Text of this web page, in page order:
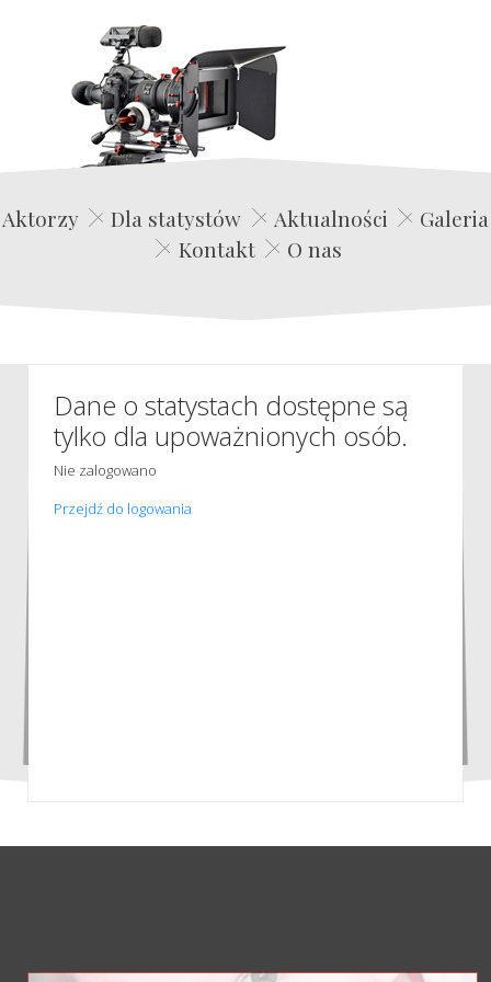
Edwin Film Agencja Aktorska
Aktorzy Dla statystów Aktualności
Galeria
Kontakt
O nas
Dane o statystach dostępne są
tylko dla upoważnionych osób.
Nie zalogowano
Przejdź do logowania